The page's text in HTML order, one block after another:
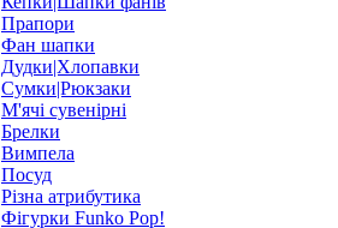
Прапори
Фан шапки
Дудки|Хлопавки
Сумки|Рюкзаки
М'ячі сувенірні
Брелки
Вимпела
Посуд
Різна атрибутика
Фігурки Funko Pop!